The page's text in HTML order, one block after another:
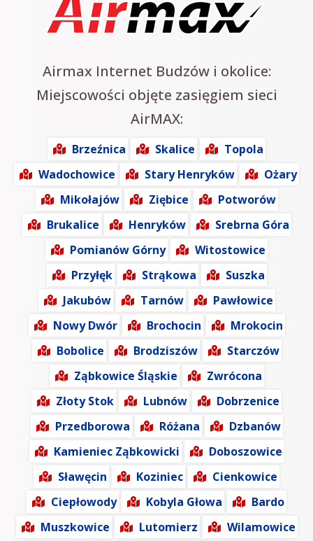
Airmax Internet Budzów i okolice:
Miejscowości objęte zasięgiem sieci
AirMAX:
Brzeźnica Skalice
Topola
Wadochowice
Stary Henryków
Ożary
Mikołajów
Ziębice
Potworów
Brukalice
Henryków
Srebrna Góra
Pomianów Górny
Witostowice
Przyłęk
Strąkowa
Suszka
Jakubów
Tarnów
Pawłowice
Nowy Dwór
Brochocin
Mrokocin
Bobolice
Brodziszów
Starczów
Ząbkowice Śląskie
Zwrócona
Złoty Stok
Lubnów
Dobrzenice
Przedborowa
Różana
Dzbanów
Kamieniec Ząbkowicki
Doboszowice
Sławęcin
Koziniec
Cienkowice
Ciepłowody
Kobyla Głowa
Bardo
Muszkowice
Lutomierz
Wilamowice